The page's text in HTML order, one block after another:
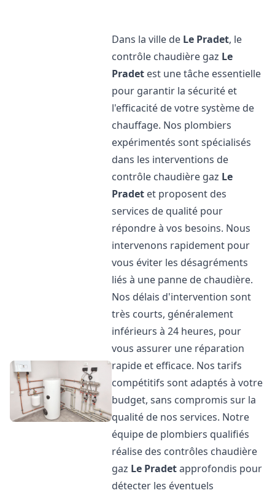
Dans la ville de Le Pradet, le
contrôle chaudière gaz Le
Pradet est une tâche essentielle
pour garantir la sécurité et
l'efficacité de votre système de
chauffage. Nos plombiers
expérimentés sont spécialisés
dans les interventions de
contrôle chaudière gaz Le
Pradet et proposent des
services de qualité pour
répondre à vos besoins. Nous
intervenons rapidement pour
vous éviter les désagréments
liés à une panne de chaudière.
Nos délais d'intervention sont
très courts, généralement
inférieurs à 24 heures, pour
vous assurer une réparation
rapide et efficace. Nos tarifs
compétitifs sont adaptés à votre
budget, sans compromis sur la
qualité de nos services. Notre
équipe de plombiers qualifiés
réalise des contrôles chaudière
gaz Le Pradetapprofondis pour
détecter les éventuels